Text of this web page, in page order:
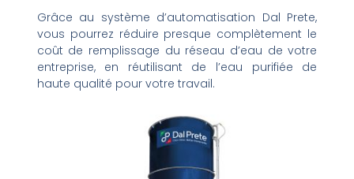
Grâce au système d’automatisation Dal Prete,
vous pourrez réduire presque complètement le
coût de remplissage du réseau d’eau de votre
entreprise, en réutilisant de l’eau purifiée de
haute qualité pour votre travail.